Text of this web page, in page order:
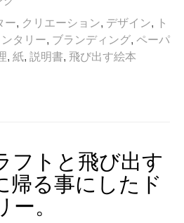
だ
ー, クリエーション, デザイン,
ト
ンタリー, ブランディング, ペーパ
, 紙, 説明書, 飛び出す絵本
フトと飛び出す
帰る事にしたド
。